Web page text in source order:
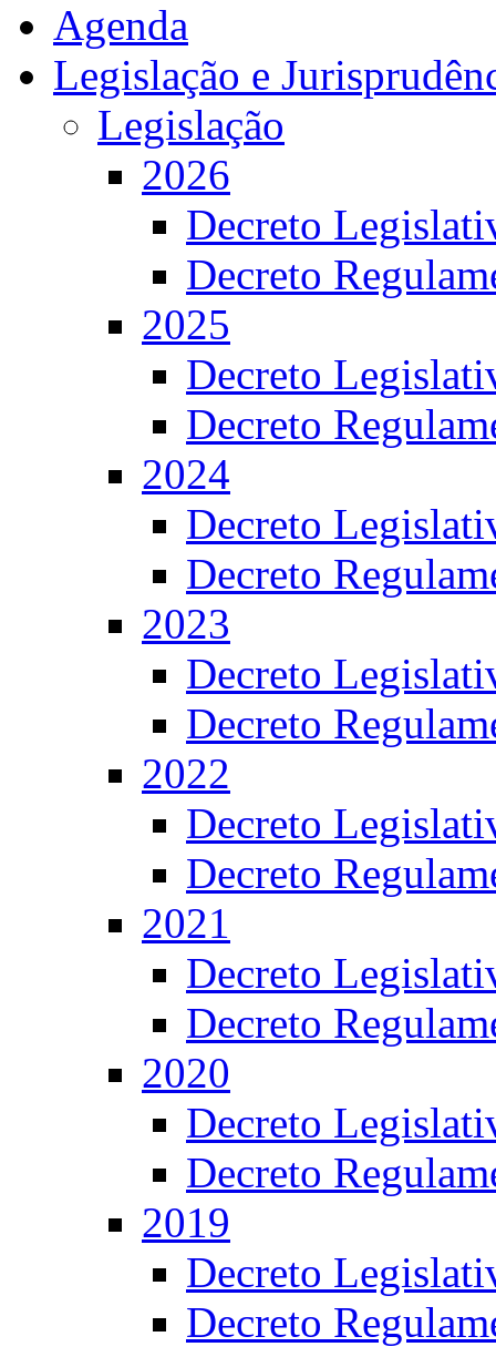
Agenda
Legislação e
Legislação
2026
Decreto
Decreto
2025
Decreto
Decreto
2024
Decreto
Decreto
2023
Decreto
Decreto
2022
Decreto
Decreto
2021
Decreto
Decreto
2020
Decreto
Decreto
2019
Decreto
Decreto